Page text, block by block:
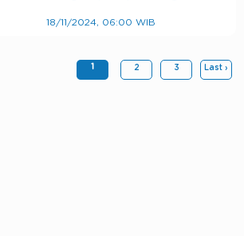
18/11/2024, 06:00 WIB
1 2 3 Last ›